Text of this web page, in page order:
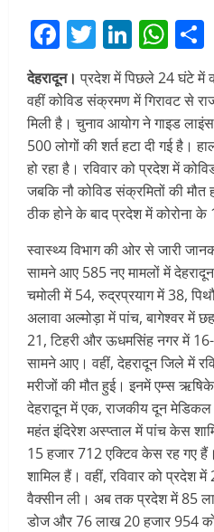
Facebook
Twitter
देहरादून। प्रदेश में पिछले 24 घंटे में
वहीं कोविड संक्रमण में गिरावट से
मिली है। चुनाव आयोग ने गाइड
500 लोगों की शर्त हटा दी गई है।
हो रहा है। रविवार को प्रदेश में
जबकि नौ कोविड संक्रमितों की
ठीक होने के बाद प्रदेश में कोरोना
स्वास्थ्य विभाग की ओर से जारी
सामने आए 585 नए मामलों में देहरादून
चमोली में 54, रुद्रप्रयाग में 38,
अलावा अल्मोड़ा में पांच, बागेश्वर में
21, टिहरी और ऊधमसिंह नगर में
सामने आए। वहीं, देहरादून जिले में
मरीजों की मौत हुई। इनमें एम्स
देहरादून में एक, राजकीय दून
महंत इंदिरेश अस्प्ताल में पांच केस
15 हजार 712 एक्टिव केस रह गए
शामिल हैं। वहीं, रविवार को प्रदेश
वैक्सीन ली। अब तक प्रदेश में 85
डोज और 76 लाख 20 हजार 954 को